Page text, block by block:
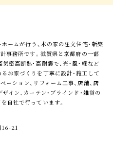
ームが行う、木の家の注文住宅・新築
事務所です。滋賀県と京都府の一部
密高断熱・高耐震で、光・風・緑など
お家づくりを丁寧に設計・施工して
ーション、リフォーム工事、店舗、店
イン、カーテン・ブラインド・雑貨の
自社で行っています。
21